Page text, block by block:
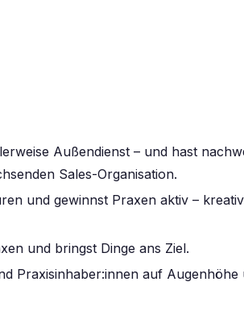
Außendienst – und hast
Sales-Organisation.
und gewinnst Praxen aktiv –
und bringst Dinge ans Ziel.
Praxisinhaber:innen auf Augenhöhe